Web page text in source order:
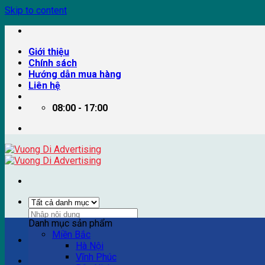
Skip to content
Giới thiệu
Chính sách
Hướng dẫn mua hàng
Liên hệ
08:00 - 17:00
Ví dụ: Billboard quảng cáo, pano quảng cáo, quảng cáo
Danh mục sản phẩm
Miền Bắc
Hà Nội
Vĩnh Phúc